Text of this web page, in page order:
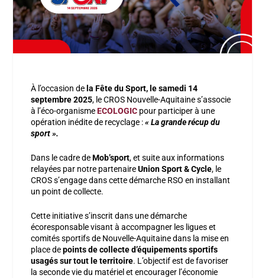
À l’occasion dela Fête du Sport, le samedi 14
septembre 2025, le CROS Nouvelle-Aquitaine s’associe
à l’éco-organismeECOLOGIC pour participer à une
opération inédite de recyclage :« La grande récup du
sport ».
Dans le cadre deMob’sport, et suite aux informations
relayées par notre partenaireUnion Sport & Cycle, le
CROS s’engage dans cette démarche RSO en installant
un point de collecte.
Cette initiative s’inscrit dans une démarche
écoresponsable visant à accompagner les ligues et
comités sportifs de Nouvelle-Aquitaine dans la mise en
place depoints de collecte d’équipements sportifs
usagés sur tout le territoire. L’objectif est de favoriser
la seconde vie du matériel et encourager l’économie